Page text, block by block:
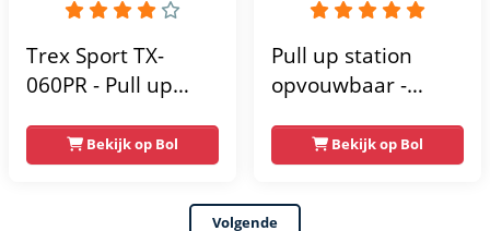
Trex Sport TX-
060PR - Pull up
Fitness - Pull up
rack -
Multifunctioneel -
Bekijk op Bol
Pull up station
opvouwbaar -
up rack - Pull up
bar - FPT165
Bekijk op Bol
Volgende